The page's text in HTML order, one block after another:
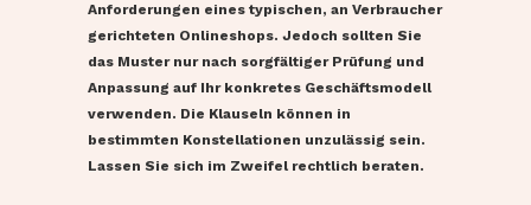
Anforderungen eines typischen, an Verbraucher
gerichteten Onlineshops. Jedoch sollten Sie
das Muster nur nach sorgfältiger Prüfung und
Anpassung auf Ihr konkretes Geschäftsmodell
verwenden. Die Klauseln können in
bestimmten Konstellationen unzulässig sein.
Lassen Sie sich im Zweifel rechtlich beraten.